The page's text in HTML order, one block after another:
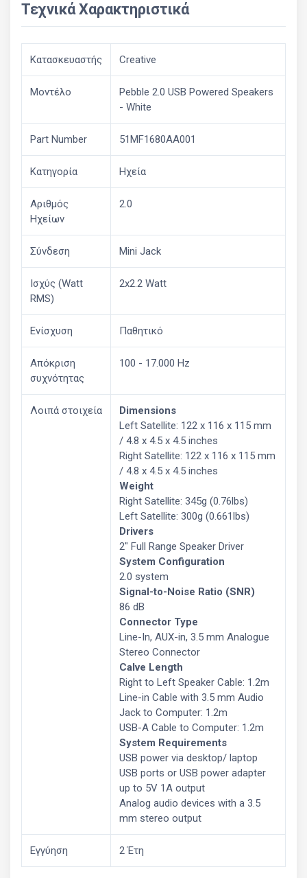
Τεχνικά Χαρακτηριστικά
Κατασκευαστής Creative
Μοντέλο
Pebble 2.0 USB Powered Speakers
- White
Part Number 51MF1680AA001
Κατηγορία Ηχεία
Αριθμός
Ηχείων
2.0
Σύνδεση Mini Jack
Ισχύς (Watt
RMS)
2x2.2 Watt
Ενίσχυση Παθητικό
Απόκριση
συχνότητας
100 - 17.000 Hz
Λοιπά στοιχεία
Dimensions
Left Satellite: 122 x 116 x 115 mm
/ 4.8 x 4.5 x 4.5 inches
Right Satellite: 122 x 116 x 115 mm
/ 4.8 x 4.5 x 4.5 inches
Weight
Right Satellite: 345g (0.76lbs)
Left Satellite: 300g (0.661lbs)
Drivers
2″ Full Range Speaker Driver
System Configuration
2.0 system
Signal-to-Noise Ratio (SNR)
86 dB
Connector Type
Line-In, AUX-in, 3.5 mm Analogue
Stereo Connector
Calve Length
Right to Left Speaker Cable: 1.2m
Line-in Cable with 3.5 mm Audio
Jack to Computer: 1.2m
USB-A Cable to Computer: 1.2m
System Requirements
USB power via desktop/ laptop
USB ports or USB power adapter
up to 5V 1A output
Analog audio devices with a 3.5
mm stereo output
Εγγύηση 2 Έτη